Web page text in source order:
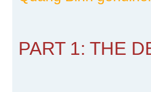
PART 1: THE